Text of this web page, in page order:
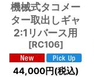
機械式タコメー
ター取出しギャ
2:1リバース用
[RC106]
44,000円(税込)